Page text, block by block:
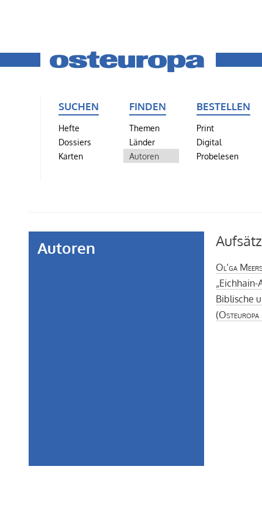
SUCHEN
Hefte
Dossiers
Karten
FINDEN
Themen
Länder
Autoren
BESTELLEN
Print
Digital
Probelesen
Autoren
Ol’ga
Biblische
(Osteuropa